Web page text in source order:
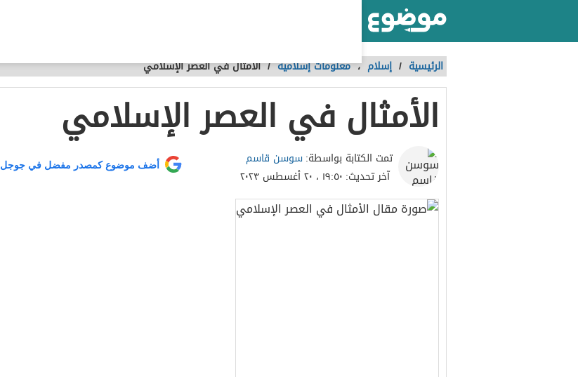
الرئيسية / إسلام ،معلومات إسلامية /الأمثال في العصر الإسلامي
الأمثال في العصر الإسلامي
تمت الكتابة بواسطة:سوسن قاسم
آخر تحديث: ١٩:٥٠ ، ٢٠ أغسطس ٢٠٢٣
أضف موضوع كمصدر مفضل في جوجل